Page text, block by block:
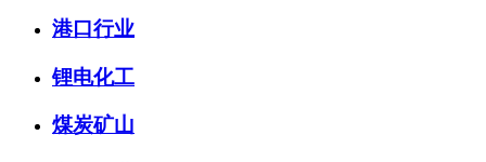
港口行业
锂电化工
煤炭矿山